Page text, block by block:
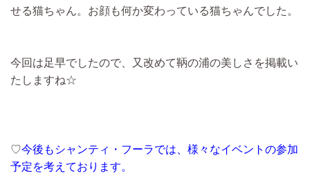
せる猫ちゃん。お顔も何か変わっている猫ちゃんでした。
今回は足早でしたので、又改めて鞆の浦の美しさを掲載い
たしますね☆
♡今後もシャンティ・フーラでは、様々なイベントの参加
予定を考えております。